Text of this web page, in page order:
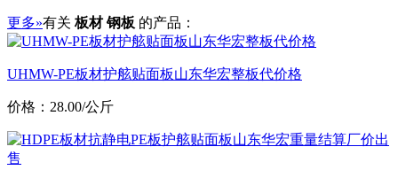
更多»有关 板材 钢板 的产品：
UHMW-PE板材护舷贴面板山东华宏整板代价格
价格：28.00/公斤